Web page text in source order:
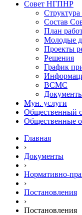
Совет НГПНР
Структура
Состав
План
Молодые
Проекты
Решения
График
ВСМС
Мун. услуги
Общественный
Общественные
Главная
›
Документы
›
Нормативно-
›
Постановления
›
Постановления